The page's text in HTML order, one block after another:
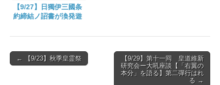
【9/27】日獨伊三國条
約締結ノ詔書が渙発遊
Post
← 【9/23】秋季皇霊祭
【9/29】第十一囘 皇道維新
研究会ー大吼座談【「右翼の
本分」を語る】第二彈行はれ
る →